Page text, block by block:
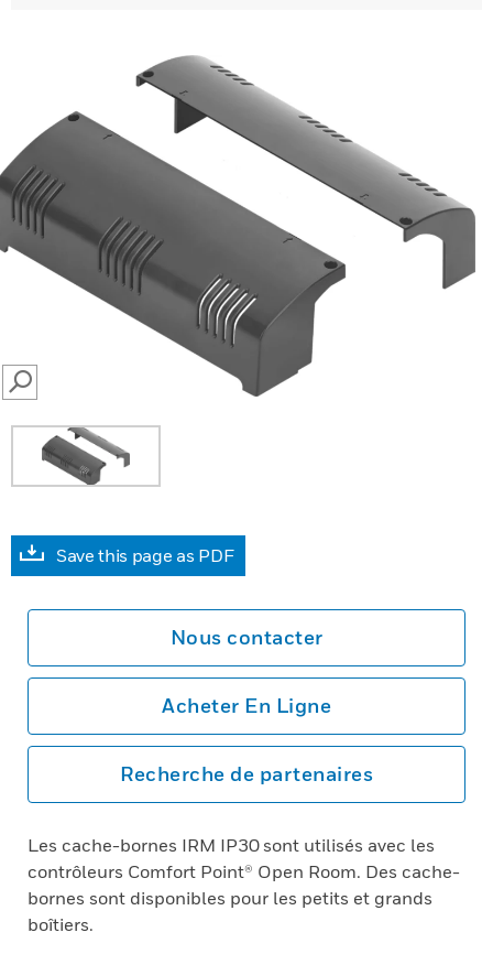
SEARCH
Save this page as PDF
Nous contacter
Acheter En Ligne
Recherche de partenaires
Les cache-bornes IRM IP30 sont utilisés avec les
contrôleurs Comfort Point® Open Room. Des cache-
bornes sont disponibles pour les petits et grands
boîtiers.